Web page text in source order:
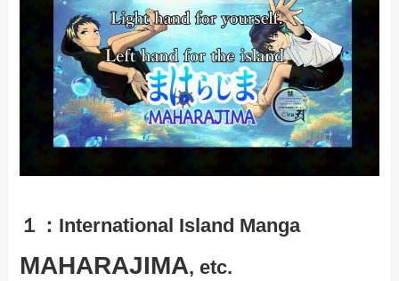
１：International Island Manga
MAHARAJIMA, etc.